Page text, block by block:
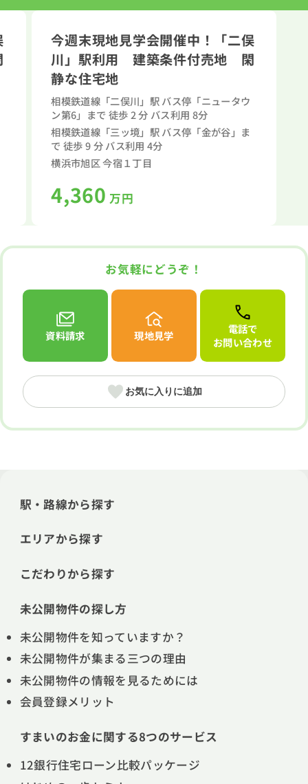
今週末現地見学会開催中！「二俣
川」駅利用 建築条件付売地 閑
静な住宅地
相模鉄道線「二俣川」駅 バス停「ニュータウ
ン第6」まで 徒歩 2 分 バス利用 8分
相模鉄道線「三ッ境」駅 バス停「金が谷」ま
で 徒歩 9 分 バス利用 4分
横浜市旭区 今宿１丁目
4,360 万円
お気軽にどうぞ！
資料請求 現地見学
電話で
お問い合わせ
お気に入りに追加
駅・路線から探す
エリアから探す
こだわりから探す
未公開物件の探し方
未公開物件を知っていますか？
未公開物件が集まる三つの理由
未公開物件の情報を見るためには
会員登録メリット
すまいのお金に関する8つのサービス
12銀行住宅ローン比較パッケージ